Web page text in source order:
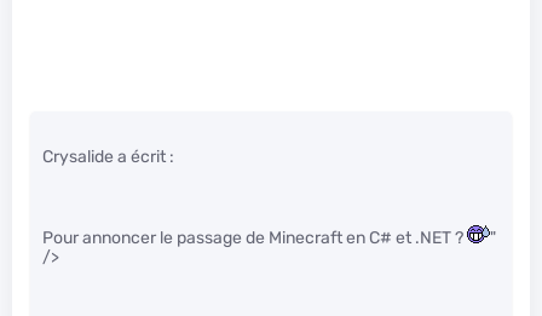
Crysalide a écrit :
Pour annoncer le passage de Minecraft en C# et .NET ?
"
/>